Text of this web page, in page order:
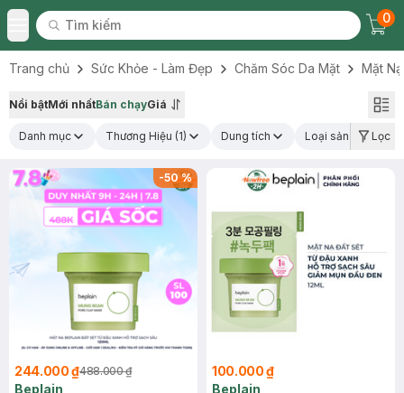
Toggle Menu
Tìm kiếm
Tìm kiếm
0
Trang chủ Sức Khỏe - Làm Đẹp Chăm Sóc Da Mặt Mặt Nạ
Nổi bậtMới nhấtBán chạyGiá
Danh mục Thương Hiệu (1) Dung tích Loại sản phẩmLọc
-50%
244.000 ₫488.000 ₫
Beplain
100.000 ₫
Beplain